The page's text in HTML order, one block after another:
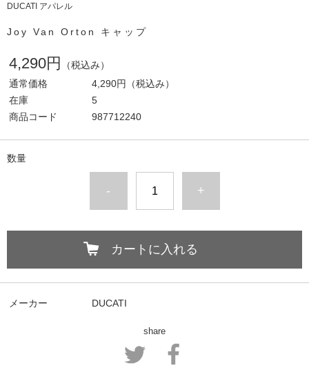
DUCATI アパレル
Joy Van Orton キャップ
4,290円
（税込み）
通常価格
4,290円
（税込み）
在庫
5
商品コード
987712240
数量
- +
カートに入れる
メーカー DUCATI
share